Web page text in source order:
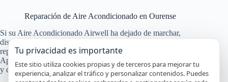
Reparación de Aire Acondicionado en Ourense
Si su Aire Acondicionado Airwell ha dejado de marchar,
disponemos del mayor servicio de asistencia técnica para
reparación de Aire Acondicionado en Ourense a domicilio.
Aproveche las ventajas exclusivas que ofrece nuestro servicio
y que ninguna otra empresa ofrece.
Tu privacidad es importante
Este sitio utiliza cookies propias y de terceros para mejorar tu
experiencia, analizar el tráfico y personalizar contenidos. Puedes